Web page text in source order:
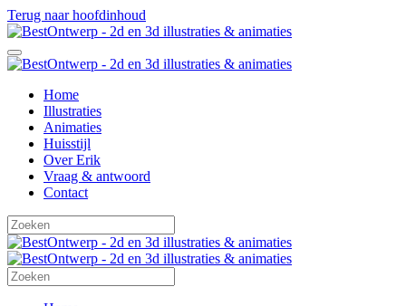
Terug naar hoofdinhoud
Home
Illustraties
Animaties
Huisstijl
Over Erik
Vraag & antwoord
Contact